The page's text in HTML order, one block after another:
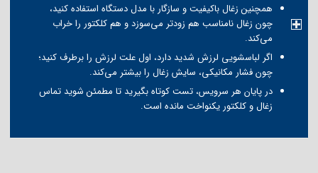
همچنین زغال باکیفیت و سازگار با مدل دستگاه استفاده کنید،
چون زغال نامناسب هم زودتر می‌سوزد و هم کلکتور را خراب
می‌کند.
اگر لباسشویی لرزش شدید دارد، اول علت لرزش را برطرف کنید؛
چون فشار مکانیکی، سایش زغال را بیشتر می‌کند.
در پایان هر سرویس، تست کوتاه بگیرید تا مطمئن شوید تماس
زغال و کلکتور یکنواخت مانده است.